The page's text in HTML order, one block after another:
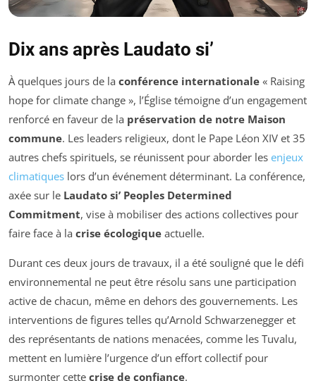
Dix ans après Laudato si’
À quelques jours de la conférence internationale « Raising
hope for climate change », l’Église témoigne d’un engagement
renforcé en faveur de la préservation de notre Maison
commune. Les leaders religieux, dont le Pape Léon XIV et 35
autres chefs spirituels, se réunissent pour aborder les enjeux
climatiques lors d’un événement déterminant. La conférence,
axée sur le Laudato si’ Peoples Determined
Commitment, vise à mobiliser des actions collectives pour
faire face à la crise écologique actuelle.
Durant ces deux jours de travaux, il a été souligné que le défi
environnemental ne peut être résolu sans une participation
active de chacun, même en dehors des gouvernements. Les
interventions de figures telles qu’Arnold Schwarzenegger et
des représentants de nations menacées, comme les Tuvalu,
mettent en lumière l’urgence d’un effort collectif pour
surmonter cette crise de confiance.